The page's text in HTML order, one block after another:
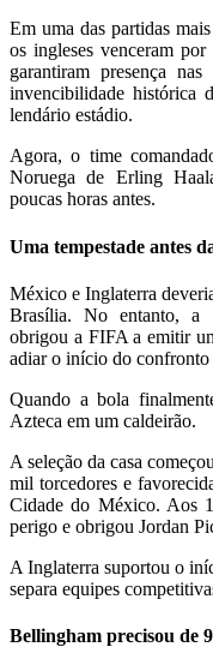
Em uma das partidas
os ingleses venceram
garantiram presença
invencibilidade histórica
lendário estádio.
Agora, o time
Noruega de Erling
poucas horas antes.
Uma tempestade antes
México e Inglaterra
Brasília. No entanto, a
obrigou a FIFA a emitir
adiar o início do confronto
Quando a bola
Azteca em um caldeirão.
A seleção da casa
mil torcedores e
Cidade do México. Aos
perigo e obrigou Jordan
A Inglaterra suportou o
separa equipes
Bellingham precisou de